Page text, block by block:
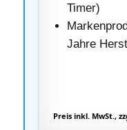
Timer)
Jahre
Preis inkl. MwSt.,